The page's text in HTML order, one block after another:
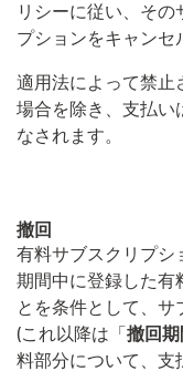
リシーに従い、その
プションをキャンセ
適用法によって禁止
場合を除き、支払い
なされます。
撤回
有料サブスクリプシ
期間中に登録した有
とを条件として、サ
(これ以降は「 撤回期
料部分について、支